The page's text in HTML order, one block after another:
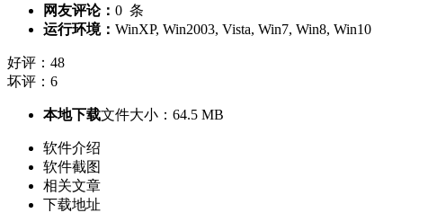
网友评论： 0 条
运行环境： WinXP, Win2003, Vista, Win7, Win8, Win10
好评：48
坏评：6
本地下载文件大小：64.5 MB
软件介绍
软件截图
相关文章
下载地址